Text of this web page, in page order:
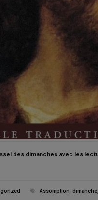
des dimanches avec les
Assomption, dimanche,